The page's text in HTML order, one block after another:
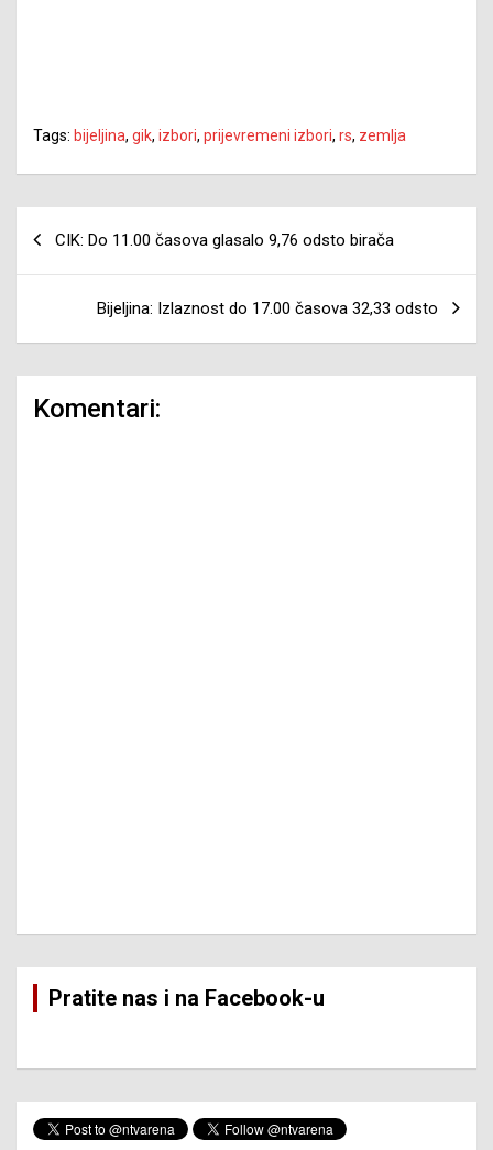
Tags: bijeljina, gik, izbori, prijevremeni izbori, rs, zemlja
CIK: Do 11.00 časova glasalo 9,76 odsto birača
Bijeljina: Izlaznost do 17.00 časova 32,33 odsto
Komentari:
Pratite nas i na Facebook-u